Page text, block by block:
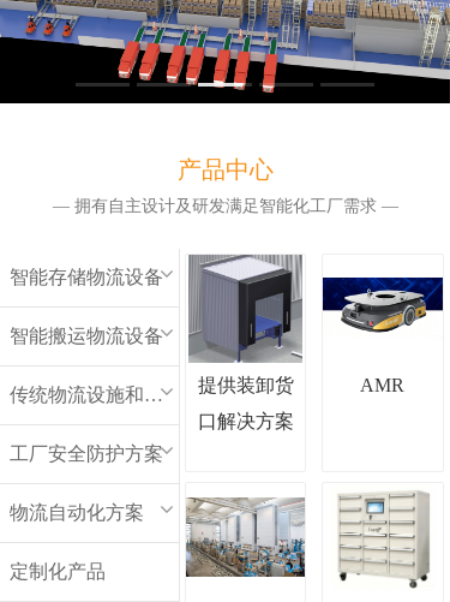
a
t
i
产品中心
— 拥有自主设计及研发满足智能化工厂需求 —
智能存储物流设备
智能搬运物流设备
传统物流设施和设备
工厂安全防护方案
物流自动化方案
定制化产品
提供装卸货
口解决方案
AMR